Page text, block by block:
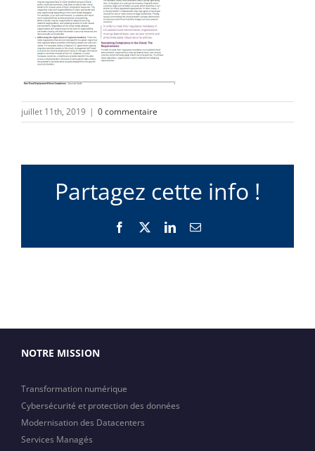
juillet 11th, 2019 | 0 commentaire
Partagez cette info !
Facebook LinkedInEmail
NOTRE MISSION
Transformation numérique
Cybersécurité et protection des données
Modernisation des Datacenters
Services Managés